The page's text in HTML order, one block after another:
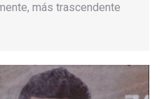
más trascendente